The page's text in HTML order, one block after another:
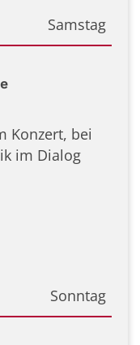
Samstag
Konzert, bei
im Dialog
Sonntag